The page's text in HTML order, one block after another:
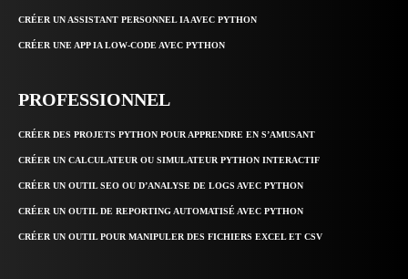
CRÉER UN ASSISTANT PERSONNEL IA AVEC PYTHON
CRÉER UNE APP IA LOW-CODE AVEC PYTHON
PROFESSIONNEL
CRÉER DES PROJETS PYTHON POUR APPRENDRE EN S’AMUSANT
CRÉER UN CALCULATEUR OU SIMULATEUR PYTHON INTERACTIF
CRÉER UN OUTIL SEO OU D’ANALYSE DE LOGS AVEC PYTHON
CRÉER UN OUTIL DE REPORTING AUTOMATISÉ AVEC PYTHON
CRÉER UN OUTIL POUR MANIPULER DES FICHIERS EXCEL ET CSV